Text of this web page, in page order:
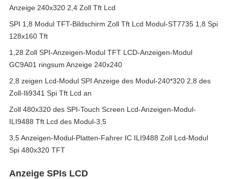
Anzeige 240x320 2,4 Zoll Tft Lcd
SPI 1,8 Modul TFT-Bildschirm Zoll Tft Lcd Modul-ST7735 1,8 Spi
128x160 Tft
1,28 Zoll SPI-Anzeigen-Modul TFT LCD-Anzeigen-Modul
GC9A01 ringsum Anzeige 240x240
2,8 zeigen Lcd-Modul SPI Anzeige des Modul-240*320 2,8 des
Zoll-Ili9341 Spi Tft Lcd an
Zoll 480x320 des SPI-Touch Screen Lcd-Anzeigen-Modul-
ILI9488 Tft Lcd des Modul-3,5
3,5 Anzeigen-Modul-Platten-Fahrer IC ILI9488 Zoll Lcd-Modul
Spi 480x320 TFT
Anzeige SPIs LCD